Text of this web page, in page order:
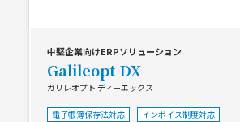
中堅企業向けERPソリューション
Galileopt DX
ガリレオプト ディーエックス
電子帳簿保存法対応 インボイス制度対応